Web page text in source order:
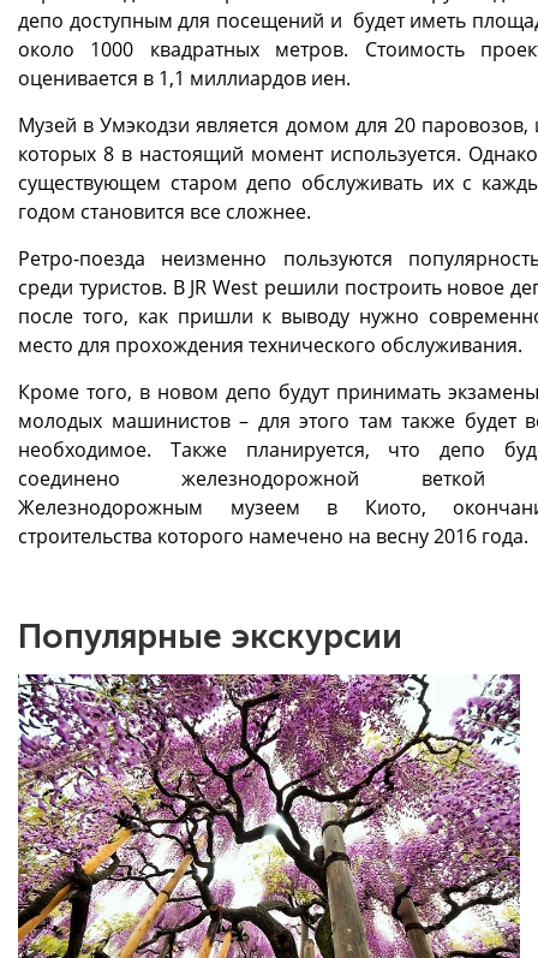
депо доступным для посещений и будет иметь
около 1000 квадратных метров. Стоимость
оценивается в 1,1 миллиардов иен.
Музей в Умэкодзи является домом для 20 паровозов,
которых 8 в настоящий момент используется.
существующем старом депо обслуживать их с
годом становится все сложнее.
Ретро-поезда неизменно пользуются
среди туристов. В JR West решили построить новое
после того, как пришли к выводу нужно
место для прохождения технического обслуживания.
Кроме того, в новом депо будут принимать
молодых машинистов – для этого там также будет
необходимое. Также планируется, что депо
соединено железнодорожной веткой
Железнодорожным музеем в Киото,
строительства которого намечено на весну 2016 года.
Популярные экскурсии